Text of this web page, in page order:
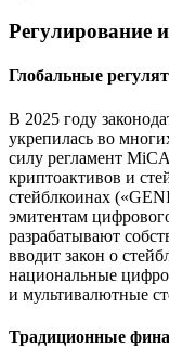
Регулирование
Глобальные
В 2025 году
укрепилась во
силу регламент
криптоактивов и
стейблкоинах
эмитентам
разрабатывают
вводит закон о
национальные
и мультивалютные
Традиционные